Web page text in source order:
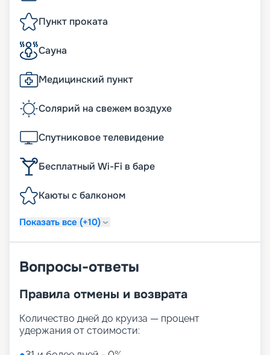
Пункт проката
Сауна
Медицинский пункт
Солярий на свежем воздухе
Спутниковое телевидение
Бесплатный Wi-Fi в баре
Каюты с балконом
Показать все (+10)
Вопросы-ответы
Правила отмены и возврата
Количество дней до круиза — процент
удержания от стоимости: